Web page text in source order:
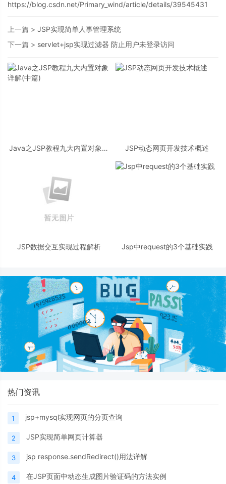
https://blog.csdn.net/Primary_wind/article/details/39545431
上一篇 > JSP实现简单人事管理系统
下一篇 > servlet+jsp实现过滤器 防止用户未登录访问
Java之JSP教程九大内置对象详
JSP动态网页开发技术概述
JSP数据交互实现过程解析 Jsp中request的3个基础实践
热门资讯
1 jsp+mysql实现网页的分页查询
2 JSP实现简单网页计算器
3 jsp response.sendRedirect()用法详解
4 在JSP页面中动态生成图片验证码的方法实例